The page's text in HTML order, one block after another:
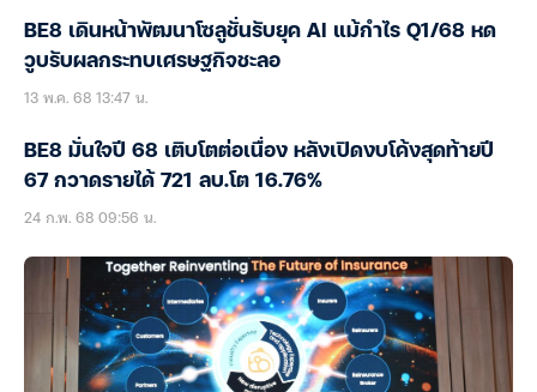
BE8 เดินหน้าพัฒนาโซลูชั่นรับยุค AI แม้กำไร Q1/68 หด
วูบรับผลกระทบเศรษฐกิจชะลอ
13 พ.ค. 68 13:47 น.
BE8 มั่นใจปี 68 เติบโตต่อเนื่อง หลังเปิดงบโค้งสุดท้ายปี
67 กวาดรายได้ 721 ลบ.โต 16.76%
24 ก.พ. 68 09:56 น.